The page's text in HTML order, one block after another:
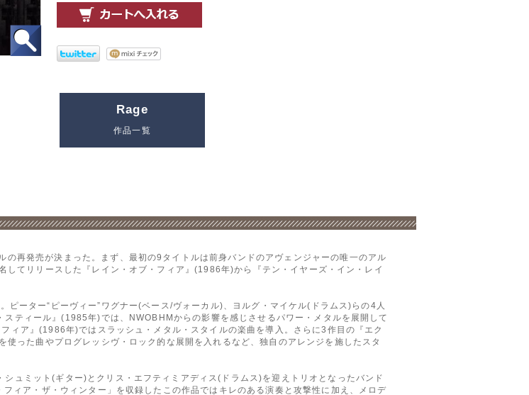
Rage
作品一覧
再発売が決まった。まず、最初の9タイトルは前身バンドのアヴェンジャーの唯一のアル
てリリースした『レイン・オブ・フィア』(1986年)から『テン・イヤーズ・イン・レイ
ーター“ピーヴィー”ワグナー(ベース/ヴォーカル)、ヨルグ・マイケル(ドラムス)らの4人
ティール』(1985年)では、NWOBHMからの影響を感じさせるパワー・メタルを展開して
ィア』(1986年)ではスラッシュ・メタル・スタイルの楽曲を導入。さらに3作目の『エク
った曲やプログレッシヴ・ロック的な展開を入れるなど、独自のアレンジを施したスタ
ュミット(ギター)とクリス・エフティミアディス(ドラムス)を迎えトリオとなったバンド
ィア・ザ・ウィンター」を収録したこの作品ではキレのある演奏と攻撃性に加え、メロデ